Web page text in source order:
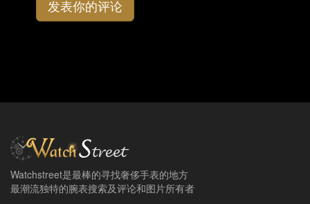
发表你的评论
Watchstreet是最棒的寻找奢侈手表的地方
最潮流独特的腕表搜索及评论和图片所有者